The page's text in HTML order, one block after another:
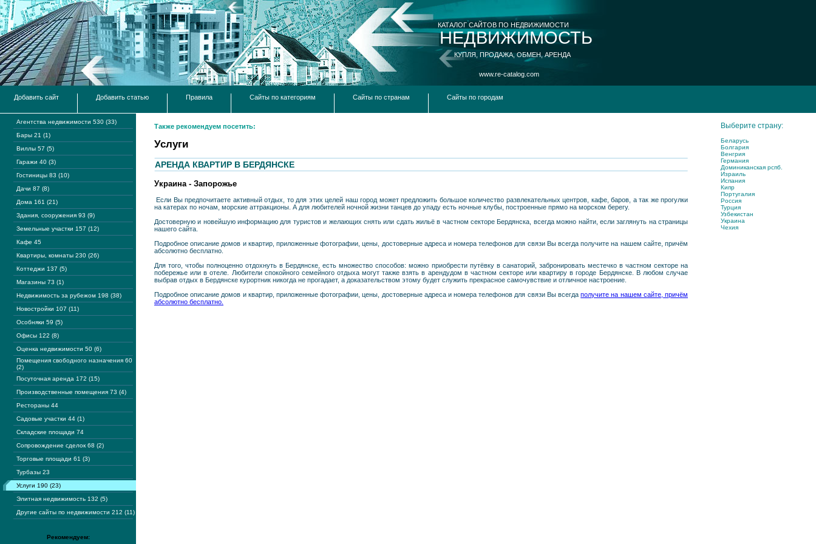
КАТАЛОГ САЙТОВ ПО НЕДВИЖИМОСТИ
НЕДВИЖИМОСТЬ
КУПЛЯ, ПРОДАЖА, ОБМЕН, АРЕНДА
www.re-catalog.com
Добавить сайт Добавить статью Правила Сайты по категориям Сайты по странам Сайты по городам
Агентства недвижимости 530 (33)
Бары 21 (1)
Виллы 57 (5)
Гаражи 40 (3)
Гостиницы 83 (10)
Дачи 87 (8)
Дома 161 (21)
Здания, сооружения 93 (9)
Земельные участки 157 (12)
Кафе 45
Квартиры, комнаты 230 (26)
Коттеджи 137 (5)
Магазины 73 (1)
Недвижимость за рубежом 198 (38)
Новостройки 107 (11)
Особняки 59 (5)
Офисы 122 (8)
Оценка недвижимости 50 (6)
Помещения свободного назначения 60
(2)
Посуточная аренда 172 (15)
Производственные помещения 73 (4)
Рестораны 44
Садовые участки 44 (1)
Складские площади 74
Сопровождение сделок 68 (2)
Торговые площади 61 (3)
Турбазы 23
Услуги 190 (23)
Элитная недвижимость 132 (5)
Другие сайты по недвижимости 212 (11)
Рекомендуем:
Также рекомендуем посетить:
Услуги
АРЕНДА КВАРТИР В БЕРДЯНСКЕ
Украина - Запорожье
Если Вы предпочитаете активный отдых, то для этих целей наш город может предложить большое количество развлекательных центров, кафе, баров, а так же прогулки
на катерах по ночам, морские аттракционы. А для любителей ночной жизни танцев до упаду есть ночные клубы, построенные прямо на морском берегу.
Достоверную и новейшую информацию для туристов и желающих снять или сдать жильё в частном секторе Бердянска, всегда можно найти, если заглянуть на страницы
нашего сайта.
Подробное описание домов и квартир, приложенные фотографии, цены, достоверные адреса и номера телефонов для связи Вы всегда получите на нашем сайте, причём
абсолютно бесплатно.
Для того, чтобы полноценно отдохнуть в Бердянске, есть множество способов: можно приобрести путёвку в санаторий, забронировать местечко в частном секторе на
побережье или в отеле. Любители спокойного семейного отдыха могут также взять в арендудом в частном секторе или квартиру в городе Бердянске. В любом случае
выбрав отдых в Бердянске курортник никогда не прогадает, а доказательством этому будет служить прекрасное самочувствие и отличное настроение.
Подробное описание домов и квартир, приложенные фотографии, цены, достоверные адреса и номера телефонов для связи Вы всегдаполучите на нашем сайте, причём
абсолютно бесплатно.
Выберите страну:
Беларусь
Болгария
Венгрия
Германия
Доминиканская рспб.
Израиль
Испания
Кипр
Португалия
Россия
Турция
Узбекистан
Украина
Чехия